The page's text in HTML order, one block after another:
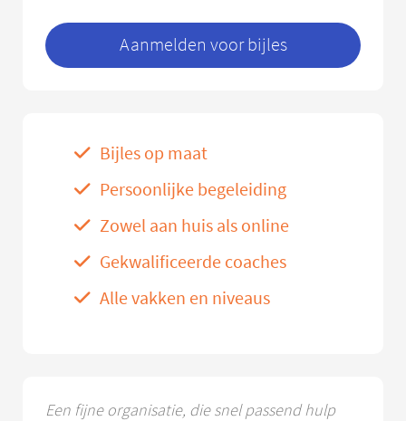
Aanmelden voor bijles
Bijles op maat
Persoonlijke begeleiding
Zowel aan huis als online
Gekwalificeerde coaches
Alle vakken en niveaus
Een fijne organisatie, die snel passend hulp